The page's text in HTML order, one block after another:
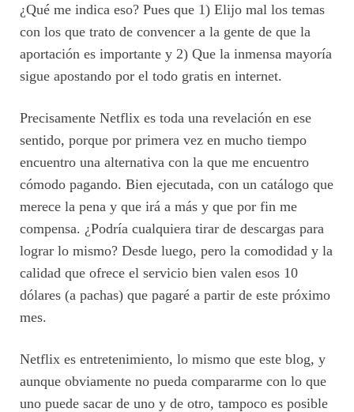
¿Qué me indica eso? Pues que 1) Elijo mal los temas
con los que trato de convencer a la gente de que la
aportación es importante y 2) Que la inmensa mayoría
sigue apostando por el todo gratis en internet.
Precisamente Netflix es toda una revelación en ese
sentido, porque por primera vez en mucho tiempo
encuentro una alternativa con la que me encuentro
cómodo pagando. Bien ejecutada, con un catálogo que
merece la pena y que irá a más y que por fin me
compensa. ¿Podría cualquiera tirar de descargas para
lograr lo mismo? Desde luego, pero la comodidad y la
calidad que ofrece el servicio bien valen esos 10
dólares (a pachas) que pagaré a partir de este próximo
mes.
Netflix es entretenimiento, lo mismo que este blog, y
aunque obviamente no pueda compararme con lo que
uno puede sacar de uno y de otro, tampoco es posible